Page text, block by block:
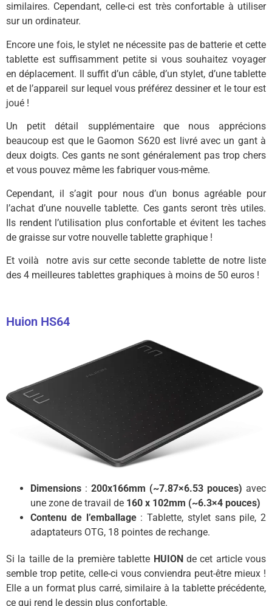
similaires. Cependant, celle-ci est très confortable à utiliser
sur un ordinateur.
Encore une fois, le stylet ne nécessite pas de batterie et cette
tablette est suffisamment petite si vous souhaitez voyager
en déplacement. Il suffit d’un câble, d’un stylet, d’une tablette
et de l’appareil sur lequel vous préférez dessiner et le tour est
joué !
Un petit détail supplémentaire que nous apprécions
beaucoup est que le Gaomon S620 est livré avec un gant à
deux doigts. Ces gants ne sont généralement pas trop chers
et vous pouvez même les fabriquer vous-même.
Cependant, il s’agit pour nous d’un bonus agréable pour
l’achat d’une nouvelle tablette. Ces gants seront très utiles.
Ils rendent l’utilisation plus confortable et évitent les taches
de graisse sur votre nouvelle tablette graphique !
Et voilà notre avis sur cette seconde tablette de notre liste
des 4 meilleures tablettes graphiques à moins de 50 euros !
Huion HS64
Dimensions : 200x166mm (~7.87×6.53 pouces) avec
une zone de travail de 160 x 102mm (~6.3×4 pouces)
Contenu de l’emballage: Tablette, stylet sans pile, 2
adaptateurs OTG, 18 pointes de rechange.
Si la taille de la première tablette HUION de cet article vous
semble trop petite, celle-ci vous conviendra peut-être mieux !
Elle a un format plus carré, similaire à la tablette précédente,
ce qui rend le dessin plus confortable.